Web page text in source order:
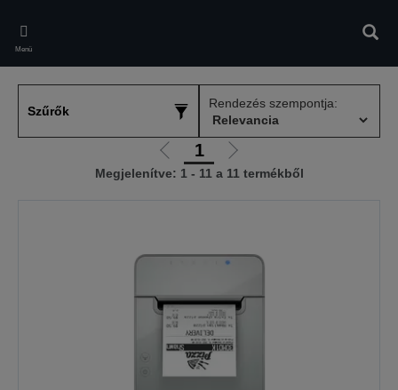
main
content
Menü
Szűrők
Rendezés szempontja:
Előző
oldalra
1
Következő
oldalra
Megjelenítve: 1 - 11 a 11 termékből